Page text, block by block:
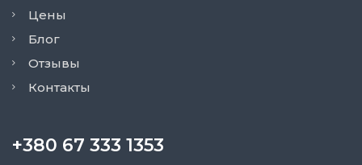
Цены
Блог
Отзывы
Контакты
+380 67 333 1353